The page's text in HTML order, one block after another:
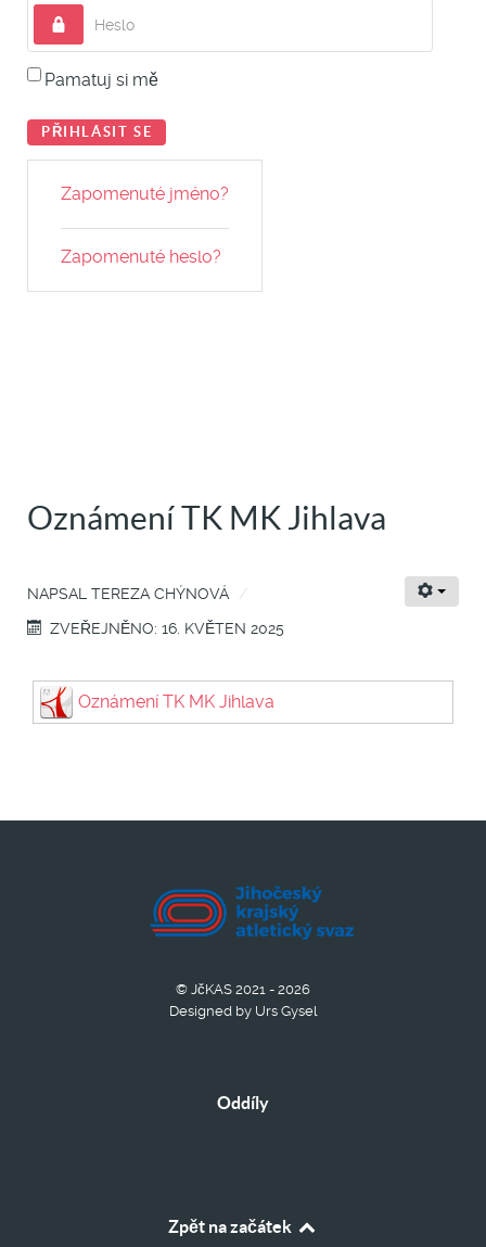
Heslo
Pamatuj si mě
PŘIHLÁSIT SE
Zapomenuté jméno?
Zapomenuté heslo?
Oznámení TK MK Jihlava
NAPSAL TEREZA CHÝNOVÁ
ZVEŘEJNĚNO: 16. KVĚTEN 2025
Oznámení TK MK Jihlava
© JčKAS 2021 - 2026
Designed by Urs Gysel
Oddíly
Zpět na začátek